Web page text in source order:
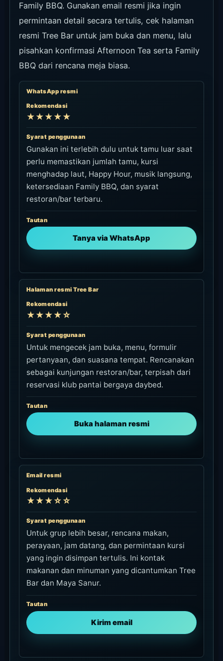
Family BBQ. Gunakan email resmi jika ingin
permintaan detail secara tertulis, cek halaman
resmi Tree Bar untuk jam buka dan menu, lalu
pisahkan konfirmasi Afternoon Tea serta Family
BBQ dari rencana meja biasa.
WhatsApp resmi
Rekomendasi
★★★★★
Syarat penggunaan
Gunakan ini terlebih dulu untuk tamu luar saat
perlu memastikan jumlah tamu, kursi
menghadap laut, Happy Hour, musik langsung,
ketersediaan Family BBQ, dan syarat
restoran/bar terbaru.
Tautan
Tanya via WhatsApp
Halaman resmi Tree Bar
Rekomendasi
★★★★☆
Syarat penggunaan
Untuk mengecek jam buka, menu, formulir
pertanyaan, dan suasana tempat. Rencanakan
sebagai kunjungan restoran/bar, terpisah dari
reservasi klub pantai bergaya daybed.
Tautan
Buka halaman resmi
Email resmi
Rekomendasi
★★★☆☆
Syarat penggunaan
Untuk grup lebih besar, rencana makan,
perayaan, jam datang, dan permintaan kursi
yang ingin disimpan tertulis. Ini kontak
makanan dan minuman yang dicantumkan Tree
Bar dan Maya Sanur.
Tautan
Kirim email